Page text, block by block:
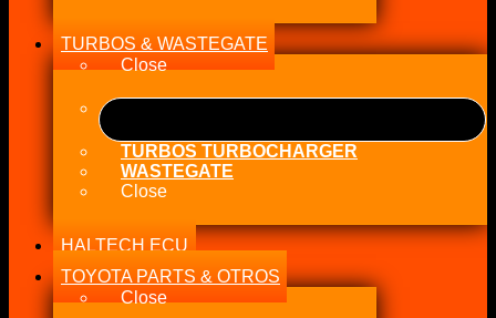
TURBOS & WASTEGATE
Close
TURBOS TURBOCHARGER
WASTEGATE
Close
HALTECH ECU
TOYOTA PARTS & OTROS
Close